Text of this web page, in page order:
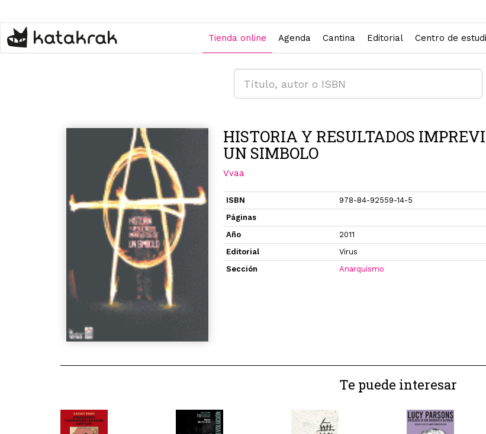
contenido
principal
Tienda online Agenda Cantina Editorial Centro de
HISTORIA Y RESULTADOS
UN SIMBOLO
Vvaa
ISBN
978-84-92559-14-5
Páginas
Año
2011
Editorial
Virus
Sección
Anarquismo
Te puede interesar